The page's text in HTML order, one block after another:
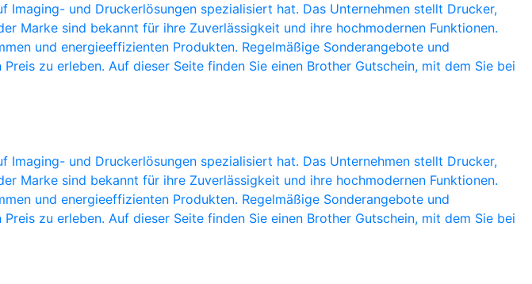
und Druckerlösungen spezialisiert hat. Das Unternehmen stellt Drucker,
Marke sind bekannt für ihre Zuverlässigkeit und ihre hochmodernen Funktionen.
und energieeffizienten Produkten. Regelmäßige Sonderangebote und
zu erleben. Auf dieser Seite finden Sie einen Brother Gutschein, mit dem Sie bei
und Druckerlösungen spezialisiert hat. Das Unternehmen stellt Drucker,
Marke sind bekannt für ihre Zuverlässigkeit und ihre hochmodernen Funktionen.
und energieeffizienten Produkten. Regelmäßige Sonderangebote und
zu erleben. Auf dieser Seite finden Sie einen Brother Gutschein, mit dem Sie bei